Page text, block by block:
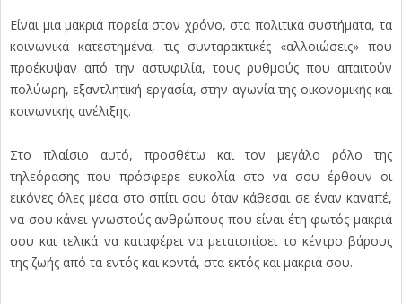
Είναι μια μακριά πορεία στον χρόνο, στα πολιτικά συστήματα, τα
κοινωνικά κατεστημένα, τις συνταρακτικές «αλλοιώσεις» που
προέκυψαν από την αστυφιλία, τους ρυθμούς που απαιτούν
πολύωρη, εξαντλητική εργασία, στην αγωνία της οικονομικής και
κοινωνικής ανέλιξης.
Στο πλαίσιο αυτό, προσθέτω και τον μεγάλο ρόλο της
τηλεόρασης που πρόσφερε ευκολία στο να σου έρθουν οι
εικόνες όλες μέσα στο σπίτι σου όταν κάθεσαι σε έναν καναπέ,
να σου κάνει γνωστούς ανθρώπους που είναι έτη φωτός μακριά
σου και τελικά να καταφέρει να μετατοπίσει το κέντρο βάρους
της ζωής από τα εντός και κοντά, στα εκτός και μακριά σου.